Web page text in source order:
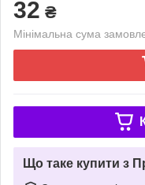
32 ₴
Мінімальна сума
Що таке купити з